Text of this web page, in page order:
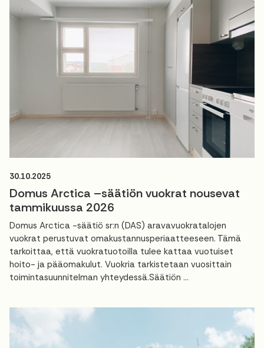
30.10.2025
Domus Arctica –säätiön vuokrat nousevat
tammikuussa 2026
Domus Arctica -säätiö sr:n (DAS) aravavuokratalojen
vuokrat perustuvat omakustannusperiaatteeseen. Tämä
tarkoittaa, että vuokratuotoilla tulee kattaa vuotuiset
hoito- ja pääomakulut. Vuokria tarkistetaan vuosittain
toimintasuunnitelman yhteydessä.Säätiön ...